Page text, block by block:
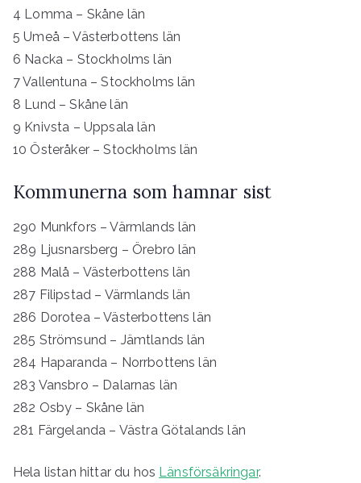
4 Lomma – Skåne län
5 Umeå – Västerbottens län
6 Nacka – Stockholms län
7 Vallentuna – Stockholms län
8 Lund – Skåne län
9 Knivsta – Uppsala län
10 Österåker – Stockholms län
Kommunerna som hamnar sist
290 Munkfors – Värmlands län
289 Ljusnarsberg – Örebro län
288 Malå – Västerbottens län
287 Filipstad – Värmlands län
286 Dorotea – Västerbottens län
285 Strömsund – Jämtlands län
284 Haparanda – Norrbottens län
283 Vansbro – Dalarnas län
282 Osby – Skåne län
281 Färgelanda – Västra Götalands län
Hela listan hittar du hos Länsförsäkringar.